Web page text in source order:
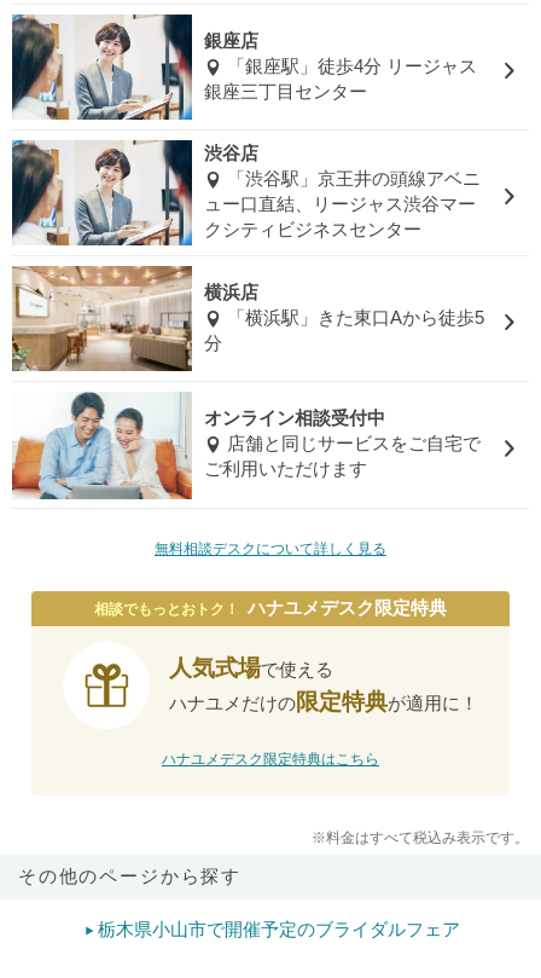
銀座店
「銀座駅」徒歩4分 リージャス
銀座三丁目センター
渋谷店
「渋谷駅」京王井の頭線アベニ
ュー口直結、リージャス渋谷マー
クシティビジネスセンター
横浜店
「横浜駅」きた東口Aから徒歩5
分
オンライン相談受付中
店舗と同じサービスをご自宅で
ご利用いただけます
無料相談デスクについて詳しく見る
相談でもっとおトク！ ハナユメデスク限定特典
人気式場で使える
ハナユメだけの限定特典が適用に！
ハナユメデスク限定特典はこちら
※料金はすべて税込み表示です。
その他のページから探す
栃木県小山市で開催予定のブライダルフェア